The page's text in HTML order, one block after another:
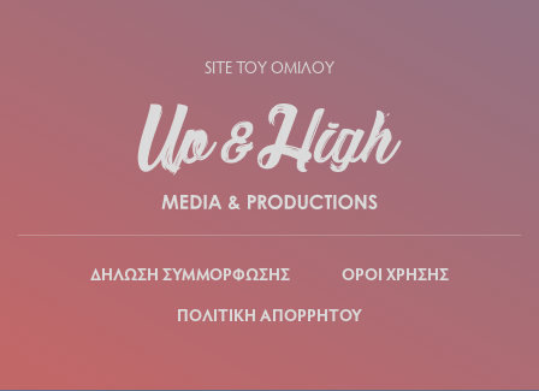
SITE ΤΟΥ ΟΜΙΛΟΥ
ΔΗΛΩΣΗ ΣΥΜΜΟΡΦΩΣΗΣ
ΟΡΟΙ ΧΡΗΣΗΣ
ΠΟΛΙΤΙΚΗ ΑΠΟΡΡΗΤΟΥ